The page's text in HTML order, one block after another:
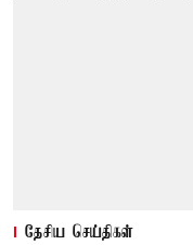
தேசிய செய்திகள்